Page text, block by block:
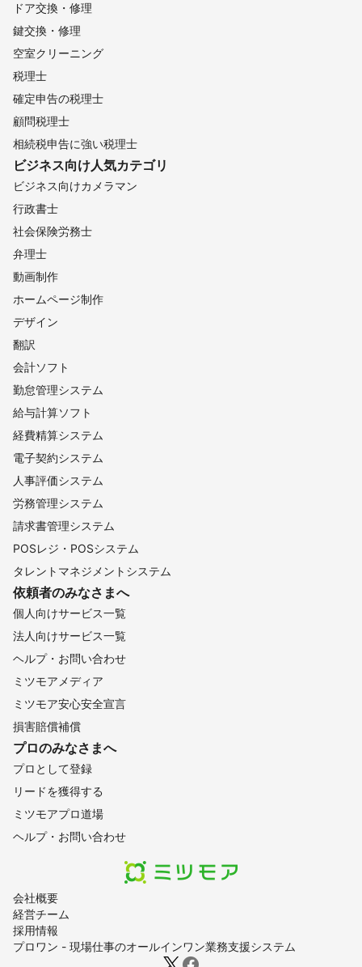
会社概要
経営チーム
採用情報
プロワン - 現場仕事のオールインワン業務支援システム
ドア交換・修理
鍵交換・修理
空室クリーニング
税理士
確定申告の税理士
顧問税理士
相続税申告に強い税理士
ビジネス向け人気カテゴリ
ビジネス向けカメラマン
行政書士
社会保険労務士
弁理士
動画制作
ホームページ制作
デザイン
翻訳
会計ソフト
勤怠管理システム
給与計算ソフト
経費精算システム
電子契約システム
人事評価システム
労務管理システム
請求書管理システム
POSレジ・POSシステム
タレントマネジメントシステム
依頼者のみなさまへ
個人向けサービス一覧
法人向けサービス一覧
ヘルプ・お問い合わせ
ミツモアメディア
ミツモア安心安全宣言
損害賠償補償
プロのみなさまへ
プロとして登録
リードを獲得する
ミツモアプロ道場
ヘルプ・お問い合わせ